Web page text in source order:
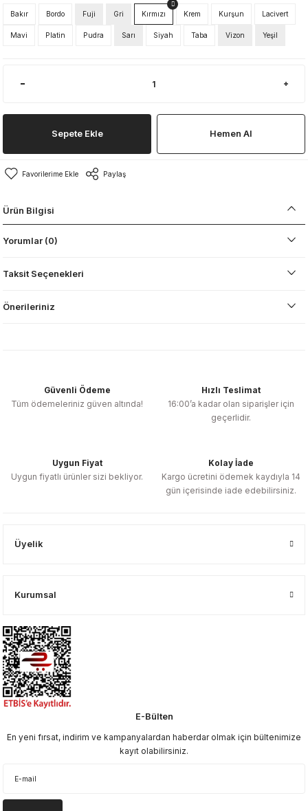
Bakır Bordo Fuji Gri Kırmızı Krem Kurşun Lacivert
Mavi Platin Pudra Sarı Siyah Taba Vizon Yeşil
Sepete Ekle Hemen Al
Paylaş
Ürün Bilgisi
Yorumlar (0)
Taksit Seçenekleri
Önerileriniz
Güvenli Ödeme
Tüm ödemeleriniz güven altında!
Hızlı Teslimat
16:00’a kadar olan siparişler için
geçerlidir.
Uygun Fiyat
Uygun fiyatlı ürünler sizi bekliyor.
Kolay İade
Kargo ücretini ödemek kaydıyla 14
gün içerisinde iade edebilirsiniz.
Üyelik
Kurumsal
E-Bülten
En yeni fırsat, indirim ve kampanyalardan haberdar olmak için bültenimize
kayıt olabilirsiniz.